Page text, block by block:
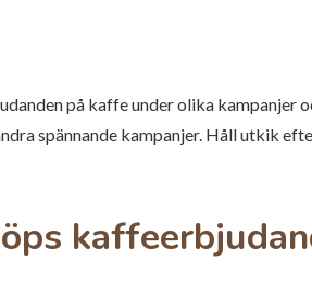
på kaffe under olika kampanjer
spännande kampanjer. Håll utkik